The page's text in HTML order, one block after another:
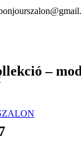
–